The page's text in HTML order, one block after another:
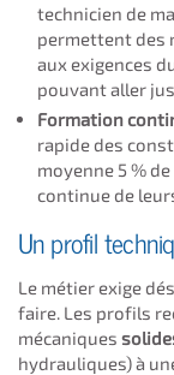
technicien de
permettent des
aux exigences
pouvant aller
Formation
rapide des
moyenne 5 %
continue de
Un profil
Le métier exige
faire. Les profils
mécaniques
hydrauliques) à